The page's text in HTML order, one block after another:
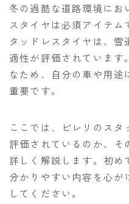
冬の過酷な道路環境にお
スタイヤは必須アイテム
タッドレスタイヤは、
適性が評価されています
なため、自分の車や用
重要です。
ここでは、ピレリのス
評価されているのか、そ
詳しく解説します。初め
分かりやすい内容を心が
してください。